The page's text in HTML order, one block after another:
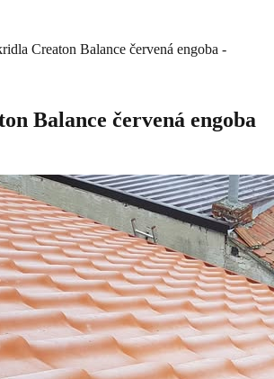
Creaton Balance červená engoba -
Balance červená engoba